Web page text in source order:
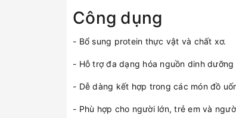
Công dụng
- Bổ sung protein thực vật và chất xơ.
- Hỗ trợ đa dạng hóa nguồn dinh dưỡng
- Dễ dàng kết hợp trong các món đồ
- Phù hợp cho người lớn, trẻ em và